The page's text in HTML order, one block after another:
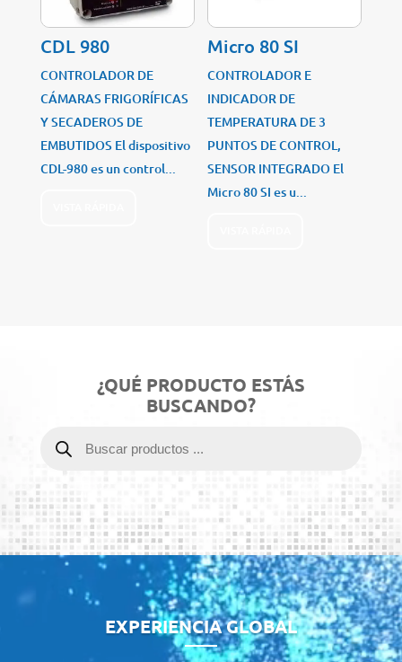
CDL 980
CONTROLADOR DE
CÁMARAS FRIGORÍFICAS
Y SECADEROS DE
EMBUTIDOS El dispositivo
CDL-980 es un control...
Micro 80 SI
CONTROLADOR E
INDICADOR DE
TEMPERATURA DE 3
PUNTOS DE CONTROL,
SENSOR INTEGRADO El
Micro 80 SI es u...
¿QUÉ PRODUCTO ESTÁS
BUSCANDO?
productos
Reproductor
vídeo
EXPERIENCIA GLOBAL